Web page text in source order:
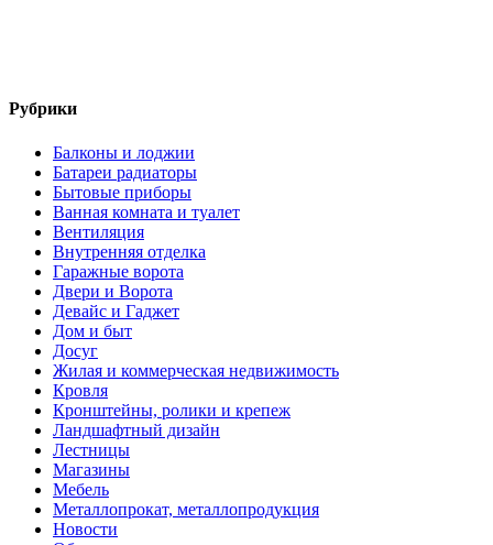
Рубрики
Балконы и лоджии
Батареи радиаторы‎
Бытовые приборы
Ванная комната и туалет
Вентиляция
Внутренняя отделка
Гаражные ворота
Двери и Ворота
Девайс и Гаджет
Дом и быт
Досуг
Жилая и коммерческая недвижимость
Кровля
Кронштейны, ролики и крепеж
Ландшафтный дизайн
Лестницы
Магазины
Мебель
Металлопрокат, металлопродукция
Новости